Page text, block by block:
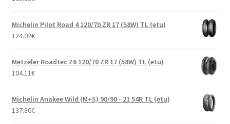
Michelin Pilot Road 4 120/70 ZR 17 (58W) TL (etu)
124.02€
Metzeler Roadtec Z6 120/70 ZR 17 (58W) TL (etu)
104.11€
Michelin Anakee Wild (M+S) 90/90 - 21 54R TL (etu)
137.80€